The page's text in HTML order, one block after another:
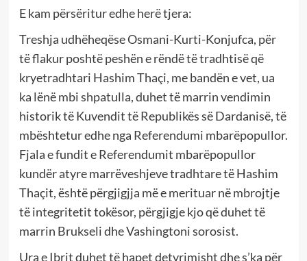
E kam përsëritur edhe herë tjera:
Treshja udhëheqëse Osmani-Kurti-Konjufca, për
të flakur poshtë peshën e rëndë të tradhtisë që
kryetradhtari Hashim Thaçi, me bandën e vet, ua
ka lënë mbi shpatulla, duhet të marrin vendimin
historik të Kuvendit të Republikës së Dardanisë, të
mbështetur edhe nga Referendumi mbarëpopullor.
Fjala e fundit e Referendumit mbarëpopullor
kundër atyre marrëveshjeve tradhtare të Hashim
Thaçit, është përgjigjja më e merituar në mbrojtje
të integritetit tokësor, përgjigje kjo që duhet të
marrin Brukseli dhe Vashingtoni sorosist.
Ura e Ibrit duhet të hapet detyrimisht dhe s’ka për